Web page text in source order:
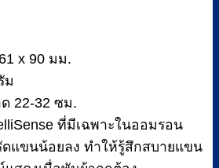
x 90 มม.
ม
22-32 ซม.
ที่มีเฉพาะในออมรอน
ดแขนน้อยลง ทำให้รู้สึกสบายแขน